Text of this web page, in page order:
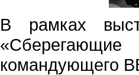
В рамках
командующего